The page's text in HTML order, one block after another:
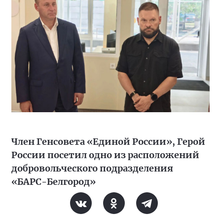
Член Генсовета «Единой России», Герой
России посетил одно из расположений
добровольческого подразделения
«БАРС-Белгород»